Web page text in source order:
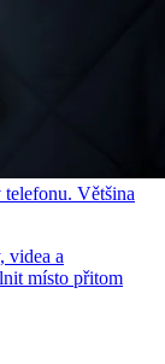
Většina
videa a
místo přitom